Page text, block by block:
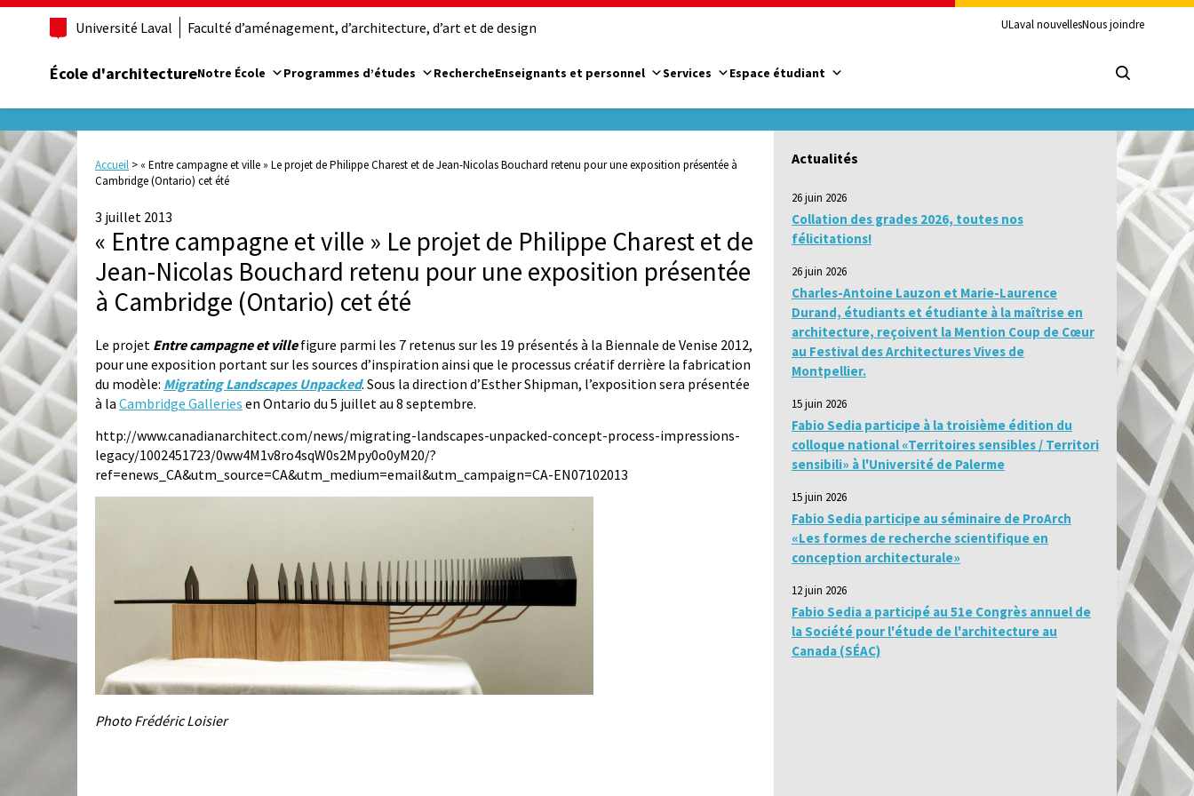
Université Laval Faculté d’aménagement, d’architecture, d’art et de design ULaval nouvellesNous joindre
École d'architectureNotre École Programmes d’études RechercheEnseignants et personnel Services Espace étudiant
Accueil > « Entre campagne et ville » Le projet de Philippe Charest et de Jean-Nicolas Bouchard retenu pour une exposition présentée à
Cambridge (Ontario) cet été
3 juillet 2013
« Entre campagne et ville » Le projet de Philippe Charest et de
Jean-Nicolas Bouchard retenu pour une exposition présentée
à Cambridge (Ontario) cet été
Le projet Entre campagne et villefigure parmi les 7 retenus sur les 19 présentés à la Biennale de Venise 2012,
pour une exposition portant sur les sources d’inspiration ainsi que le processus créatif derrière la fabrication
du modèle: Migrating Landscapes Unpacked. Sous la direction d’Esther Shipman, l’exposition sera présentée
à la Cambridge Galleries en Ontario du 5 juillet au 8 septembre.
http://www.canadianarchitect.com/news/migrating-landscapes-unpacked-concept-process-impressions-
legacy/1002451723/0ww4M1v8ro4sqW0s2Mpy0o0yM20/?
ref=enews_CA&utm_source=CA&utm_medium=email&utm_campaign=CA-EN07102013
Photo Frédéric Loisier
Actualités
26 juin 2026
Collation des grades 2026, toutes nos
félicitations!
26 juin 2026
Charles-Antoine Lauzon et Marie-Laurence
Durand, étudiants et étudiante à la maîtrise en
architecture, reçoivent la Mention Coup de Cœur
au Festival des Architectures Vives de
Montpellier.
15 juin 2026
Fabio Sedia participe à la troisième édition du
colloque national «Territoires sensibles / Territori
sensibili» à l'Université de Palerme
15 juin 2026
Fabio Sedia participe au séminaire de ProArch
«Les formes de recherche scientifique en
conception architecturale»
12 juin 2026
Fabio Sedia a participé au 51e Congrès annuel de
la Société pour l'étude de l'architecture au
Canada (SÉAC)